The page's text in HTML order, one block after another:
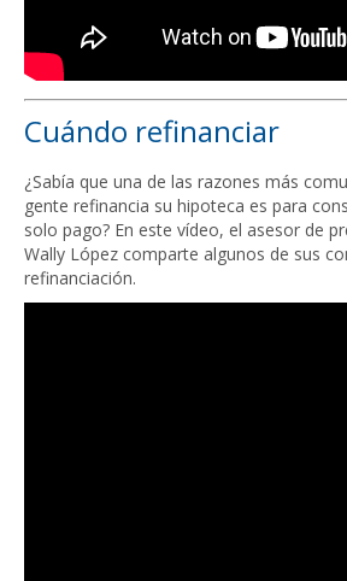
Cuándo refinanciar
¿Sabía que una de las razones más
gente refinancia su hipoteca es para
solo pago? En este vídeo, el asesor de
Wally López comparte algunos de sus
refinanciación.